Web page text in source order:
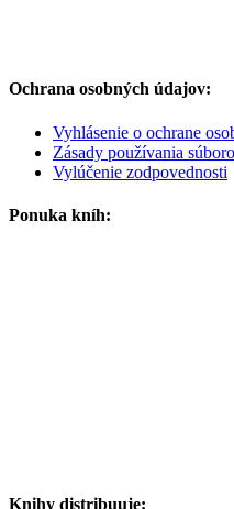
Ochrana osobných údajov:
Vyhlásenie o ochrane
Zásady používania
Vylúčenie zodpovednosti
Ponuka kníh:
Knihy distribuuje: